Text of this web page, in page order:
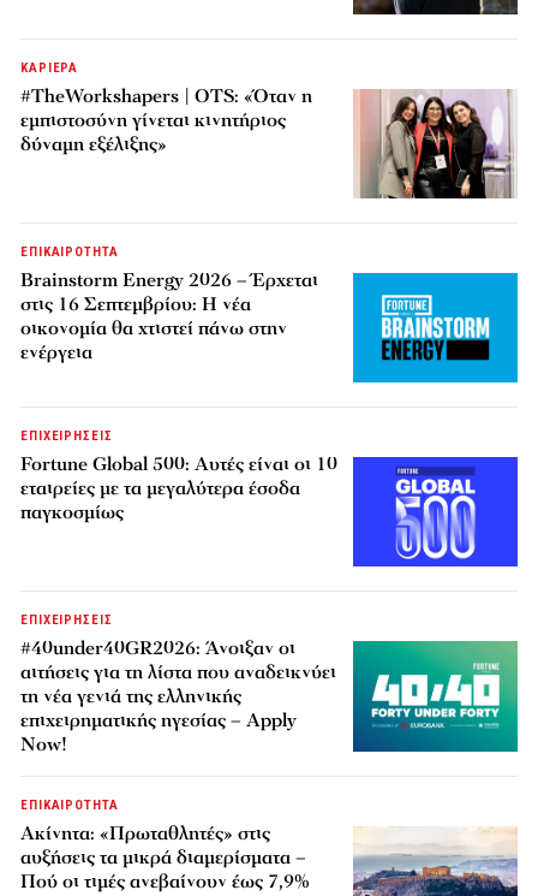
ΚΑΡΙΕΡΑ
#TheWorkshapers | OTS: «Όταν η
εμπιστοσύνη γίνεται κινητήριος
δύναμη εξέλιξης»
ΕΠΙΚΑΙΡΟΤΗΤΑ
Brainstorm Energy 2026 – Έρχεται
στις 16 Σεπτεμβρίου: Η νέα
οικονομία θα χτιστεί πάνω στην
ενέργεια
ΕΠΙΧΕΙΡΗΣΕΙΣ
Fortune Global 500: Αυτές είναι οι 10
εταιρείες με τα μεγαλύτερα έσοδα
παγκοσμίως
ΕΠΙΧΕΙΡΗΣΕΙΣ
#40under40GR2026: Άνοιξαν οι
αιτήσεις για τη λίστα που αναδεικνύει
τη νέα γενιά της ελληνικής
επιχειρηματικής ηγεσίας – Apply
Now!
ΕΠΙΚΑΙΡΟΤΗΤΑ
Ακίνητα: «Πρωταθλητές» στις
αυξήσεις τα μικρά διαμερίσματα –
Πού οι τιμές ανεβαίνουν έως 7,9%